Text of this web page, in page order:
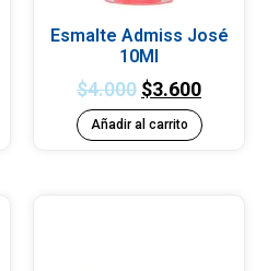
Esmalte Admiss José
10Ml
$4.000 $3.600
Añadir al carrito